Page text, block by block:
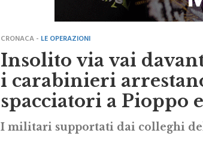
Insolito via vai
i carabinieri
spacciatori a Pioppo
I militari supportati dai colleghi